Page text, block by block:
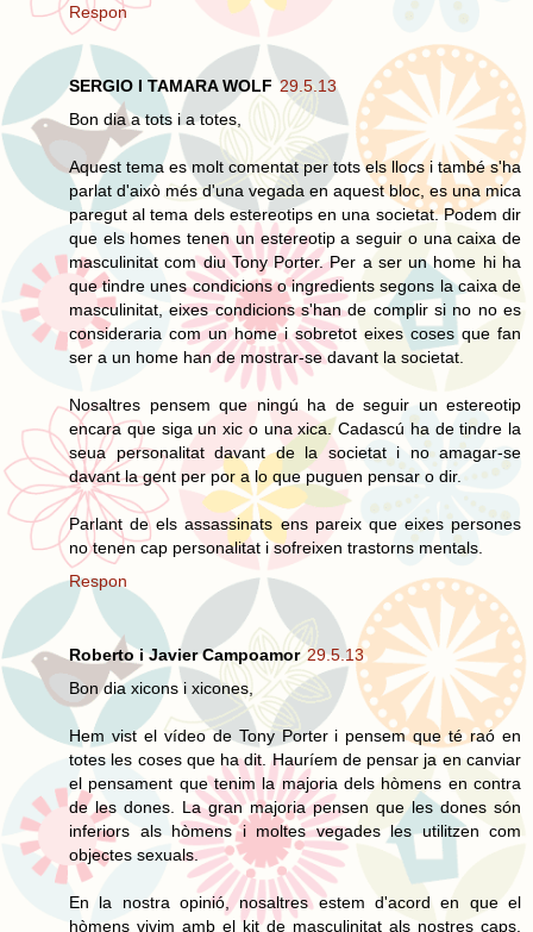
Respon
SERGIO I TAMARA WOLF 29.5.13
Bon dia a tots i a totes,
Aquest tema es molt comentat per tots els llocs i també s'ha
parlat d'això més d'una vegada en aquest bloc, es una mica
paregut al tema dels estereotips en una societat. Podem dir
que els homes tenen un estereotip a seguir o una caixa de
masculinitat com diu Tony Porter. Per a ser un home hi ha
que tindre unes condicions o ingredients segons la caixa de
masculinitat, eixes condicions s'han de complir si no no es
consideraria com un home i sobretot eixes coses que fan
ser a un home han de mostrar-se davant la societat.
Nosaltres pensem que ningú ha de seguir un estereotip
encara que siga un xic o una xica. Cadascú ha de tindre la
seua personalitat davant de la societat i no amagar-se
davant la gent per por a lo que puguen pensar o dir.
Parlant de els assassinats ens pareix que eixes persones
no tenen cap personalitat i sofreixen trastorns mentals.
Respon
Roberto i Javier Campoamor 29.5.13
Bon dia xicons i xicones,
Hem vist el vídeo de Tony Porter i pensem que té raó en
totes les coses que ha dit. Hauríem de pensar ja en canviar
el pensament que tenim la majoria dels hòmens en contra
de les dones. La gran majoria pensen que les dones són
inferiors als hòmens i moltes vegades les utilitzen com
objectes sexuals.
En la nostra opinió, nosaltres estem d'acord en que el
hòmens vivim amb el kit de masculinitat als nostres caps.